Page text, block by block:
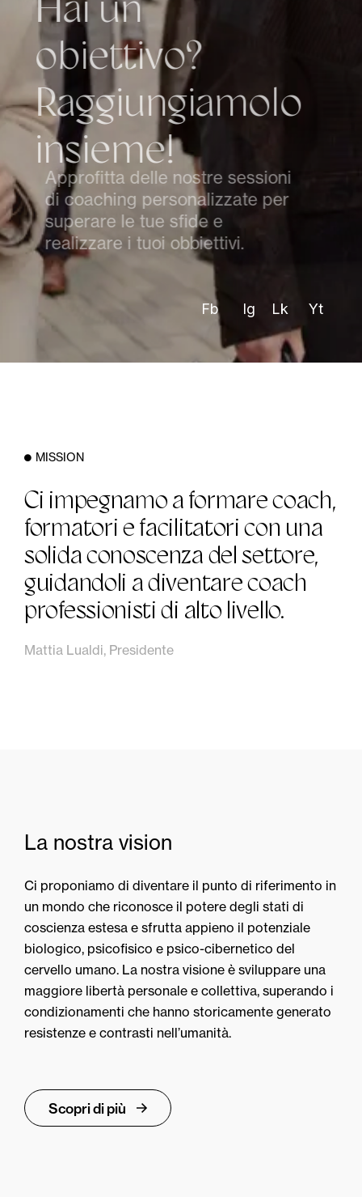
Fb Ig Lk Yt
Hai un
obiettivo?
Raggiungiamolo
nsieme!
Approfitta delle nostre sessioni
di coaching personalizzate per
superare le tue sfide e
realizzare i tuoi obbiettivi.
MISSION
Ci impegnamo a formare coach,
formatori e facilitatori con una
solida conoscenza del settore,
guidandoli a diventare coach
professionisti di alto livello.
Mattia Lualdi, Presidente
La nostra vision
Ci proponiamo di diventare il punto di riferimento in
un mondo che riconosce il potere degli stati di
coscienza estesa e sfrutta appieno il potenziale
biologico, psicofisico e psico-cibernetico del
cervello umano. La nostra visione è sviluppare una
maggiore libertà personale e collettiva, superando i
condizionamenti che hanno storicamente generato
resistenze e contrasti nell’umanità.
Scopri di più